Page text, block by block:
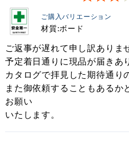
ご購入バリエーション
材質:ボード
ご返事が遅れて申し訳ありま
予定着日通りに現品が届きあ
カタログで拝見した期待通り
また御依頼することもあるか
お願い
いたします。